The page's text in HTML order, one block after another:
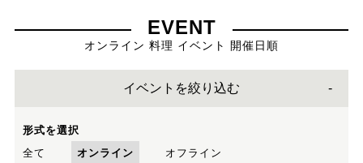
EVENT
オンライン 料理 イベント 開催日順
イベントを絞り込む
形式を選択
全て
オンライン オフライン